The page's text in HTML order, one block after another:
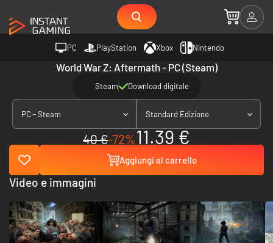
PC PlayStation Xbox Nintendo
World War Z: Aftermath - PC (Steam)
Steam Download digitale
PC - Steam Standard Edizione
40 €-72%11.39 €
Aggiungi al carrello
Video e immagini